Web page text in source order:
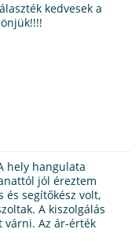
kedvesek a
hely hangulata
jól éreztem
és segítőkész volt,
A kiszolgálás
várni. Az ár-érték